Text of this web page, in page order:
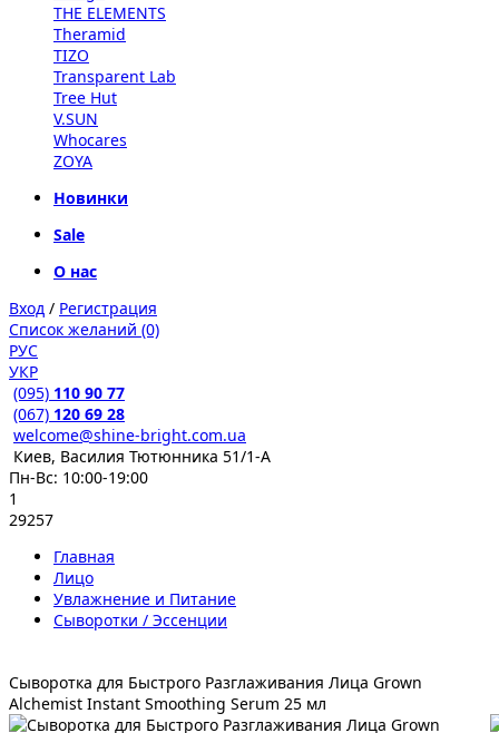
THE ELEMENTS
Theramid
TIZO
Transparent Lab
Tree Hut
V.SUN
Whocares
ZOYA
Новинки
Sale
О нас
Вход / Регистрация
Список желаний (0)
РУС
УКР
(095) 110 90 77
(067) 120 69 28
welcome@shine-bright.com.ua
Киев, Василия Тютюнника 51/1-А
Пн-Вс: 10:00-19:00
1
29257
Главная
Лицо
Увлажнение и Питание
Сыворотки / Эссенции
Сыворотка для Быстрого Разглаживания Лица Grown
Alchemist Instant Smoothing Serum 25 мл